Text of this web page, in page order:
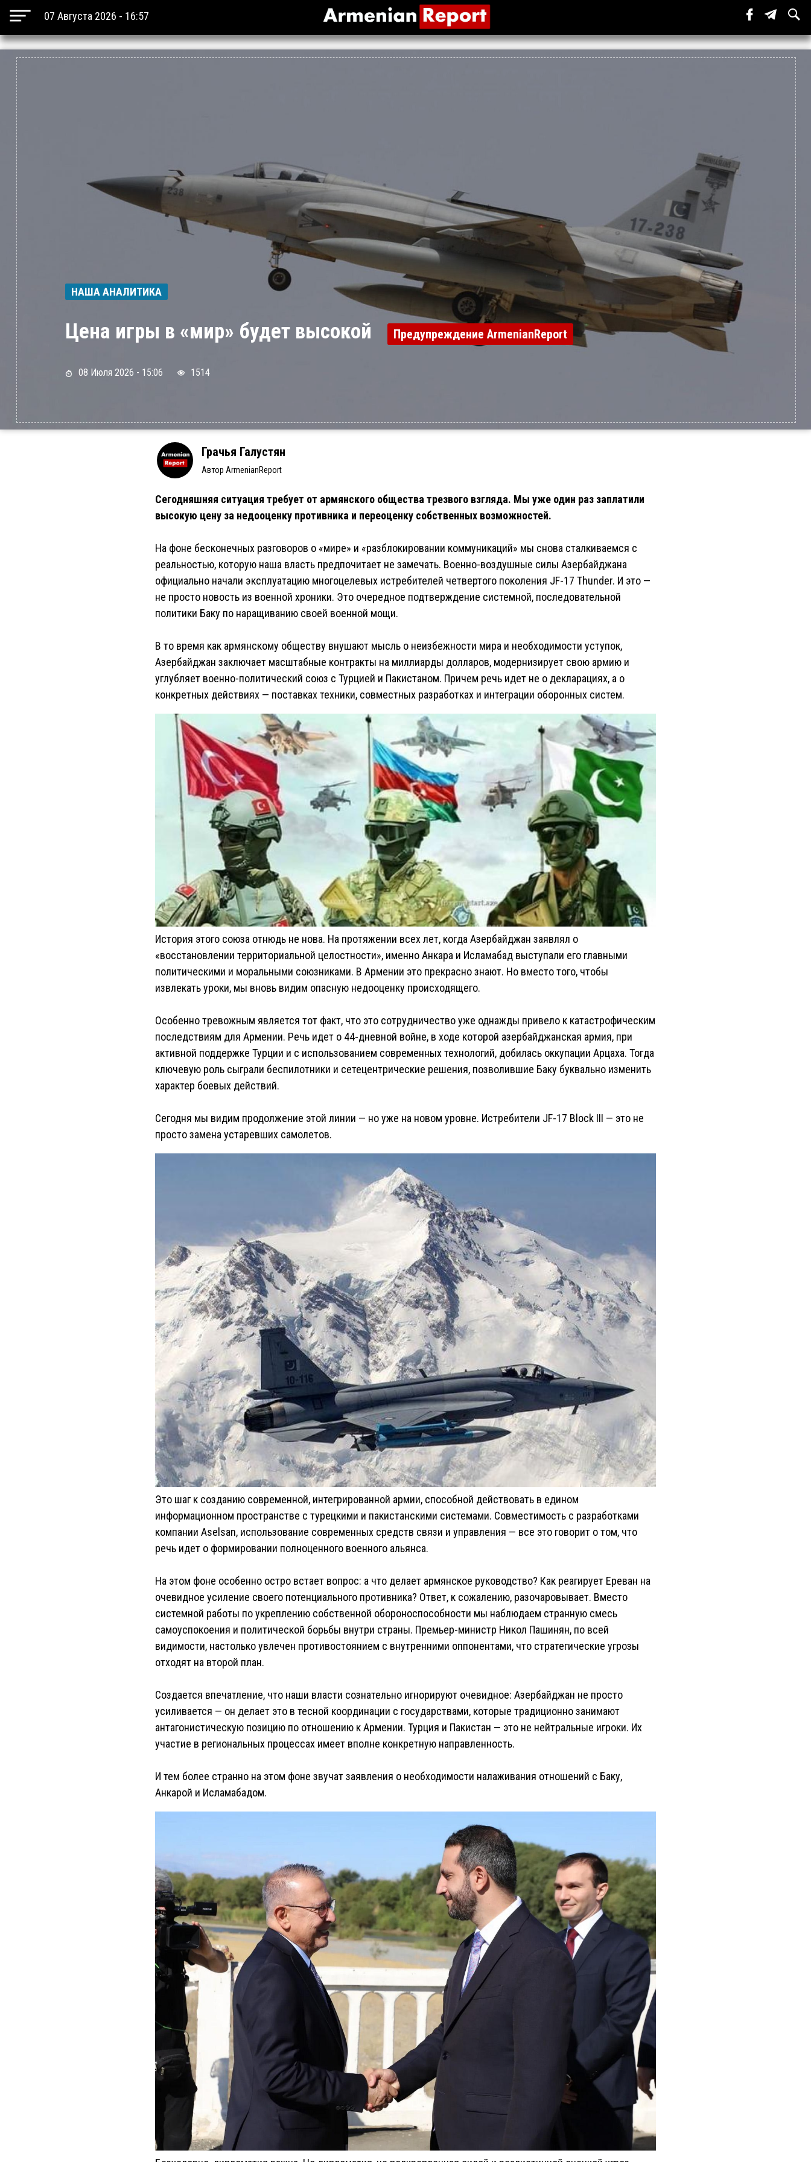
07 Августа 2026 - 16:57
НАША АНАЛИТИКА
Цена игры в «мир» будет высокой Предупреждение ArmenianReport
08 Июля 2026 - 15:06 1514
Грачья Галустян
Автор ArmenianReport
Сегодняшняя ситуация требует от армянского общества трезвого взгляда. Мы уже один раз заплатили
высокую цену за недооценку противника и переоценку собственных возможностей.
На фоне бесконечных разговоров о «мире» и «разблокировании коммуникаций» мы снова сталкиваемся с
реальностью, которую наша власть предпочитает не замечать. Военно-воздушные силы Азербайджана
официально начали эксплуатацию многоцелевых истребителей четвертого поколения JF-17 Thunder. И это —
не просто новость из военной хроники. Это очередное подтверждение системной, последовательной
политики Баку по наращиванию своей военной мощи.
В то время как армянскому обществу внушают мысль о неизбежности мира и необходимости уступок,
Азербайджан заключает масштабные контракты на миллиарды долларов, модернизирует свою армию и
углубляет военно-политический союз с Турцией и Пакистаном. Причем речь идет не о декларациях, а о
конкретных действиях — поставках техники, совместных разработках и интеграции оборонных систем.
История этого союза отнюдь не нова. На протяжении всех лет, когда Азербайджан заявлял о
«восстановлении территориальной целостности», именно Анкара и Исламабад выступали его главными
политическими и моральными союзниками. В Армении это прекрасно знают. Но вместо того, чтобы
извлекать уроки, мы вновь видим опасную недооценку происходящего.
Особенно тревожным является тот факт, что это сотрудничество уже однажды привело к катастрофическим
последствиям для Армении. Речь идет о 44-дневной войне, в ходе которой азербайджанская армия, при
активной поддержке Турции и с использованием современных технологий, добилась оккупации Арцаха. Тогда
ключевую роль сыграли беспилотники и сетецентрические решения, позволившие Баку буквально изменить
характер боевых действий.
Сегодня мы видим продолжение этой линии — но уже на новом уровне. Истребители JF-17 Block III — это не
просто замена устаревших самолетов.
Это шаг к созданию современной, интегрированной армии, способной действовать в едином
информационном пространстве с турецкими и пакистанскими системами. Совместимость с разработками
компании Aselsan, использование современных средств связи и управления — все это говорит о том, что
речь идет о формировании полноценного военного альянса.
На этом фоне особенно остро встает вопрос: а что делает армянское руководство? Как реагирует Ереван на
очевидное усиление своего потенциального противника? Ответ, к сожалению, разочаровывает. Вместо
системной работы по укреплению собственной обороноспособности мы наблюдаем странную смесь
самоуспокоения и политической борьбы внутри страны. Премьер-министр Никол Пашинян, по всей
видимости, настолько увлечен противостоянием с внутренними оппонентами, что стратегические угрозы
отходят на второй план.
Создается впечатление, что наши власти сознательно игнорируют очевидное: Азербайджан не просто
усиливается — он делает это в тесной координации с государствами, которые традиционно занимают
антагонистическую позицию по отношению к Армении. Турция и Пакистан — это не нейтральные игроки. Их
участие в региональных процессах имеет вполне конкретную направленность.
И тем более странно на этом фоне звучат заявления о необходимости налаживания отношений с Баку,
Анкарой и Исламабадом.